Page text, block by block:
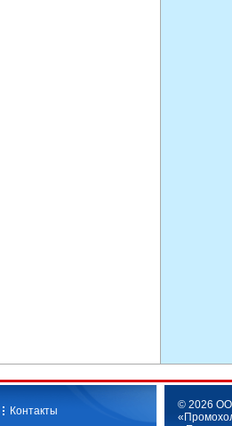
Контакты
© 2026